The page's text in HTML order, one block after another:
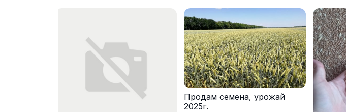
Продам семена, урожай
2025г.